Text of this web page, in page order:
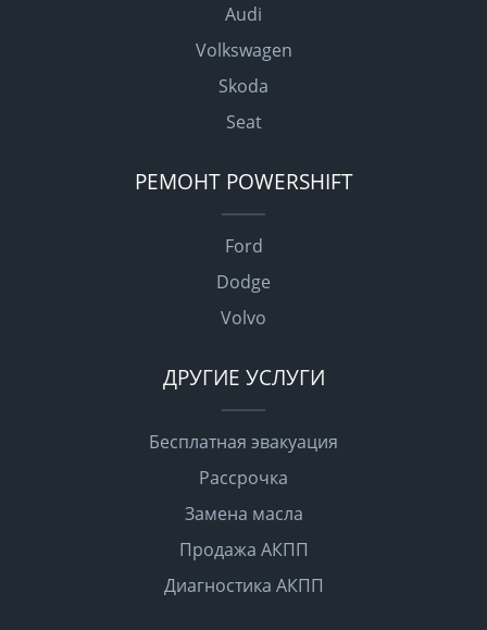
Audi
Volkswagen
Skoda
Seat
РЕМОНТ POWERSHIFT
Ford
Dodge
Volvo
ДРУГИЕ УСЛУГИ
Бесплатная эвакуация
Рассрочка
Замена масла
Продажа АКПП
Диагностика АКПП